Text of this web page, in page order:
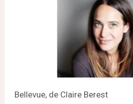
Bellevue, de Claire Berest